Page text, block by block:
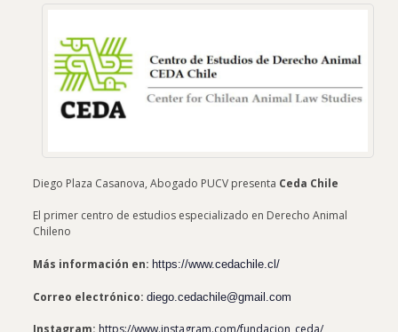
Diego Plaza Casanova, Abogado PUCV presenta Ceda Chile
El primer centro de estudios especializado en Derecho Animal
Chileno
Más información en: https://www.cedachile.cl/
Correo electrónico: diego.cedachile@gmail.com
Instagram: https://www.instagram.com/fundacion_ceda/